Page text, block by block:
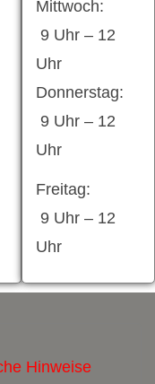
Mittwoch:
9 Uhr – 12
Uhr
Donnerstag:
9 Uhr – 12
Uhr
Freitag:
9 Uhr – 12
Uhr
Hinweise